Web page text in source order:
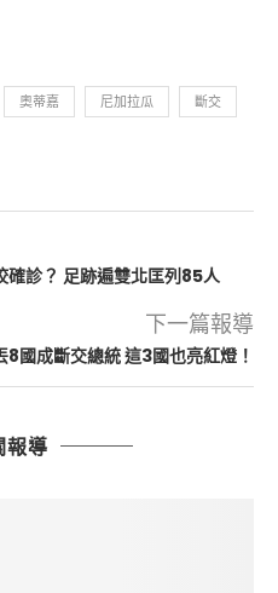
奧蒂嘉 尼加拉瓜 斷交
確診？ 足跡遍雙北匡列85人
下一篇報導
國成斷交總統 這3國也亮紅燈！
報導